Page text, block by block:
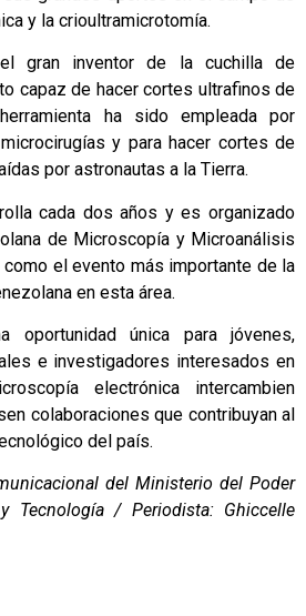
y la crioultramicrotomía.
el gran inventor de la cuchilla de
capaz de hacer cortes ultrafinos de
ha sido empleada por
y para hacer cortes de
por astronautas a la Tierra.
cada dos años y es organizado
de Microscopía y Microanálisis
el evento más importante de la
en esta área.
oportunidad única para jóvenes,
e investigadores interesados en
electrónica intercambien
colaboraciones que contribuyan al
del país.
del Ministerio del Poder
Tecnología / Periodista: Ghiccelle